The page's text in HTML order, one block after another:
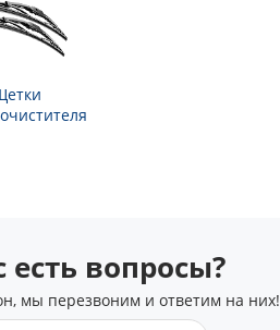
есть вопросы?
мы перезвоним и ответим на них!